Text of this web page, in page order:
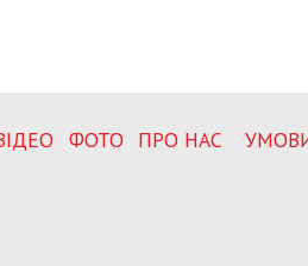
ФОТО ПРО НАС